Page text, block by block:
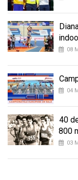
08
04
40
800
03